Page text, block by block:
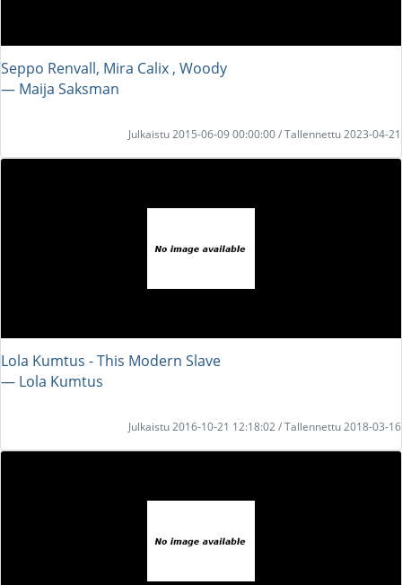
Seppo Renvall, Mira Calix , Woody
― Maija Saksman
Julkaistu 2015-06-09 00:00:00 / Tallennettu 2023-04-21
Lola Kumtus - This Modern Slave
― Lola Kumtus
Julkaistu 2016-10-21 12:18:02 / Tallennettu 2018-03-16